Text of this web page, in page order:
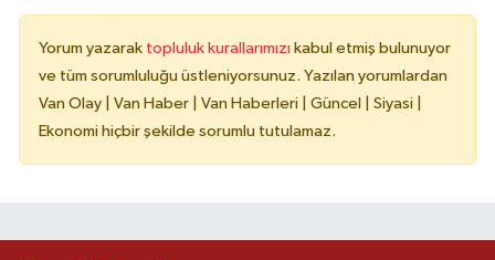
Yorum yazarak topluluk kurallarımızı kabul etmiş bulunuyor
ve tüm sorumluluğu üstleniyorsunuz. Yazılan yorumlardan
Van Olay | Van Haber | Van Haberleri | Güncel | Siyasi |
Ekonomi hiçbir şekilde sorumlu tutulamaz.